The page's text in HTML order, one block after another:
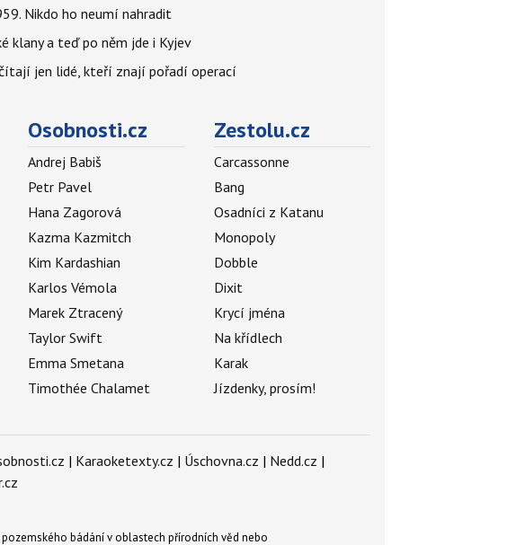
Nikdo ho neumí nahradit
klany a teď po něm jde i Kyjev
jen lidé, kteří znají pořadí operací
Osobnosti.cz
Andrej Babiš
Petr Pavel
Hana Zagorová
Kazma Kazmitch
Kim Kardashian
Karlos Vémola
Marek Ztracený
Taylor Swift
Emma Smetana
Timothée Chalamet
Zestolu.cz
Carcassonne
Bang
Osadníci z Katanu
Monopoly
Dobble
Dixit
Krycí jména
Na křídlech
Karak
Jízdenky, prosím!
| Karaoketexty.cz | Úschovna.cz | Nedd.cz |
bádání v oblastech přírodních věd nebo